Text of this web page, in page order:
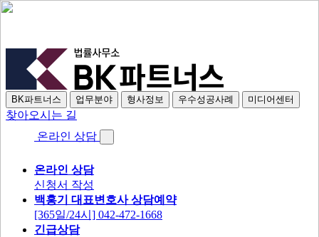
BK파트너스 업무분야 형사정보 우수성공사례 미디어센터
찾아오시는 길
온라인 상담
온라인 상담
신청서 작성
백홍기 대표변호사 상담예약
[365일/24시] 042-472-1668
긴급상담